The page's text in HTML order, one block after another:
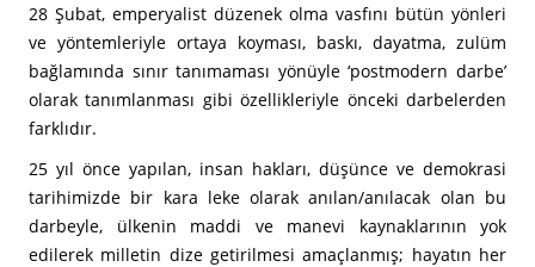
28 Şubat, emperyalist düzenek olma vasfını bütün yönleri
ve yöntemleriyle ortaya koyması, baskı, dayatma, zulüm
bağlamında sınır tanımaması yönüyle ‘postmodern darbe’
olarak tanımlanması gibi özellikleriyle önceki darbelerden
farklıdır.
25 yıl önce yapılan, insan hakları, düşünce ve demokrasi
tarihimizde bir kara leke olarak anılan/anılacak olan bu
darbeyle, ülkenin maddi ve manevi kaynaklarının yok
edilerek milletin dize getirilmesi amaçlanmış; hayatın her